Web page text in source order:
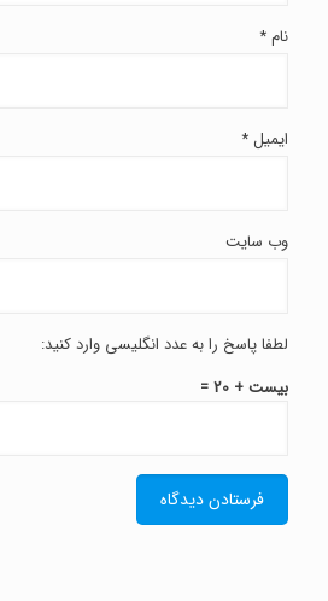
نام*
ایمیل *
وب‌ سایت
لطفا پاسخ را به عدد انگلیسی وارد کنید:
بیست + 20 =